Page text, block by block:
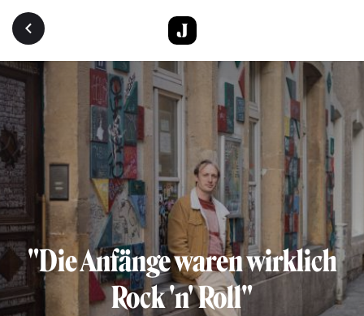
Direkt zum Inhalt
"Die Anfänge waren wirklich
Rock 'n' Roll"